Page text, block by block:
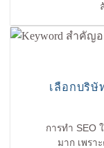
เลือกบริษั
การทำ SEO
มาก เพรา